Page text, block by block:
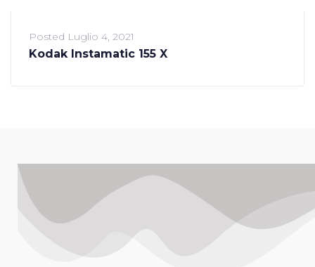
Posted Luglio 4, 2021
Kodak Instamatic 155 X